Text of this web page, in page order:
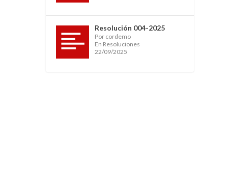
Resolución 004-2025
Por cordemo
En Resoluciones
22/09/2025